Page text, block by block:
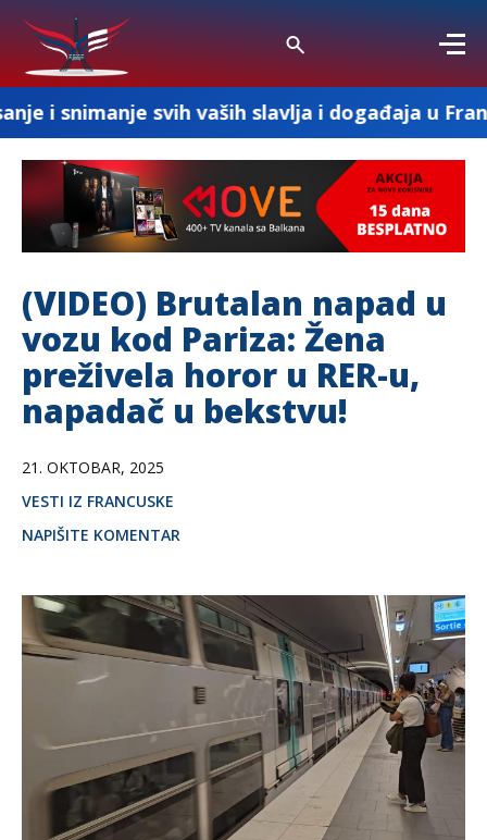
svih vaših slavlja i događaja u Francuskoj
(VIDEO) Brutalan napad u
vozu kod Pariza: Žena
preživela horor u RER-u,
napadač u bekstvu!
21. OKTOBAR, 2025
VESTI IZ FRANCUSKE
NAPIŠITE KOMENTAR